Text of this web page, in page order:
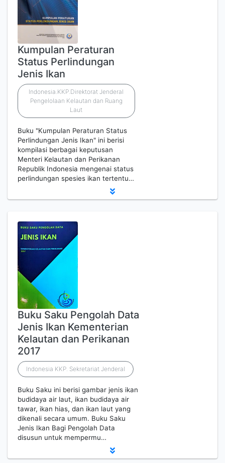
Kumpulan Peraturan
Status Perlindungan
Jenis Ikan
Indonesia.KKP.Direktorat Jenderal
Pengelolaan Kelautan dan Ruang
Laut
Buku "Kumpulan Peraturan Status
Perlindungan Jenis Ikan" ini berisi
kompilasi berbagai keputusan
Menteri Kelautan dan Perikanan
Republik Indonesia mengenai status
perlindungan spesies ikan tertentu…
Buku Saku Pengolah Data
Jenis Ikan Kementerian
Kelautan dan Perikanan
2017
Indonesia KKP. Sekretariat Jenderal
Buku Saku ini berisi gambar jenis ikan
budidaya air laut, ikan budidaya air
tawar, ikan hias, dan ikan laut yang
dikenali secara umum. Buku Saku
Jenis Ikan Bagi Pengolah Data
disusun untuk mempermu…